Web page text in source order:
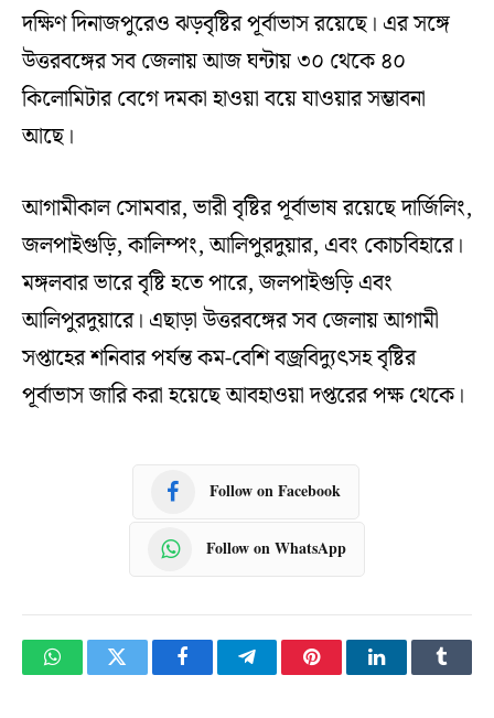
দক্ষিণ দিনাজপুরেও ঝড়বৃষ্টির পূর্বাভাস রয়েছে। এর সঙ্গে
উত্তরবঙ্গের সব জেলায় আজ ঘন্টায় ৩০ থেকে ৪০
কিলোমিটার বেগে দমকা হাওয়া বয়ে যাওয়ার সম্ভাবনা
আছে।
আগামীকাল সোমবার, ভারী বৃষ্টির পূর্বাভাষ রয়েছে দার্জিলিং,
জলপাইগুড়ি, কালিম্পং, আলিপুরদুয়ার, এবং কোচবিহারে।
মঙ্গলবার ভারে বৃষ্টি হতে পারে, জলপাইগুড়ি এবং
আলিপুরদুয়ারে। এছাড়া উত্তরবঙ্গের সব জেলায় আগামী
সপ্তাহের শনিবার পর্যন্ত কম-বেশি বজ্রবিদ্যুৎসহ বৃষ্টির
পূর্বাভাস জারি করা হয়েছে আবহাওয়া দপ্তরের পক্ষ থেকে।
Follow on Facebook
Follow on WhatsApp
WhatsAppTwitter FacebookTelegramPinterestLinkedIn